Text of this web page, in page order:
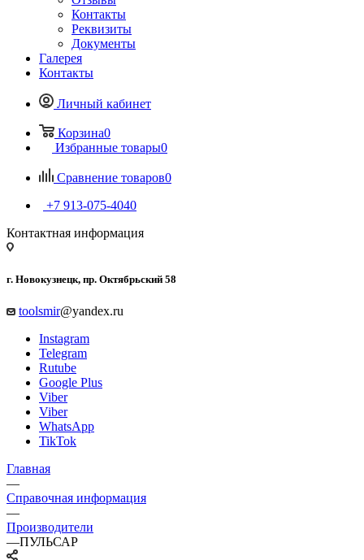
Контакты
Реквизиты
Документы
Галерея
Контакты
Личный кабинет
Корзина0
Избранные товары0
Сравнение товаров0
+7 913-075-4040
Контактная информация
г. Новокузнецк, пр. Октябрьский 58
toolsmir@yandex.ru
Instagram
Telegram
Rutube
Google Plus
Viber
Viber
WhatsApp
TikTok
Главная
—
Справочная информация
—
Производители
—ПУЛЬСАР